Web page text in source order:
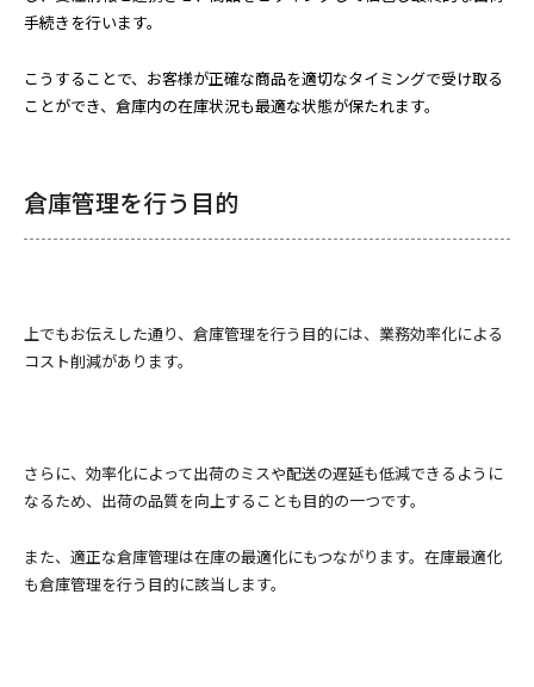
手続きを行います。
こうすることで、お客様が正確な商品を適切なタイミングで受け取る
ことができ、倉庫内の在庫状況も最適な状態が保たれます。
倉庫管理を行う目的
上でもお伝えした通り、倉庫管理を行う目的には、業務効率化による
コスト削減があります。
さらに、効率化によって出荷のミスや配送の遅延も低減できるように
なるため、出荷の品質を向上することも目的の一つです。
また、適正な倉庫管理は在庫の最適化にもつながります。在庫最適化
も倉庫管理を行う目的に該当します。